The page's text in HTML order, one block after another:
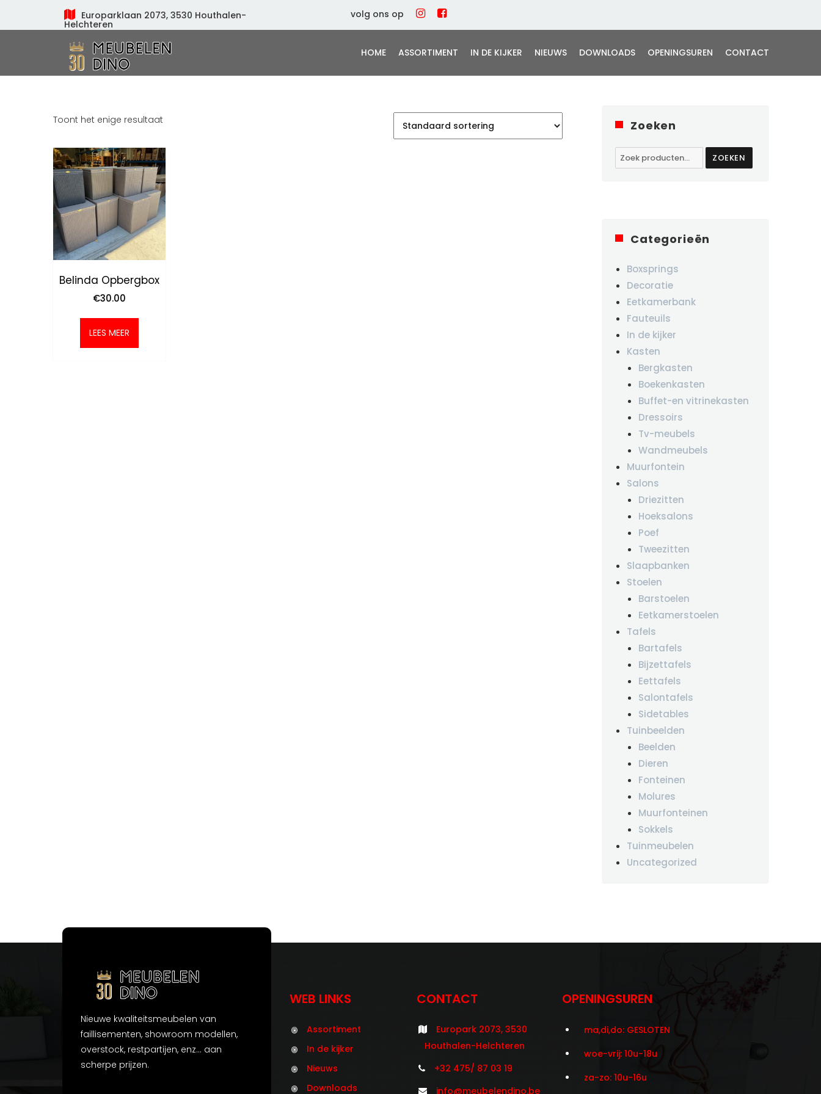
Europarklaan 2073, 3530 Houthalen-
Helchteren
volg ons op
HOME ASSORTIMENT IN DE KIJKER NIEUWS DOWNLOADS OPENINGSUREN CONTACT
Toont het enige resultaat
Belinda Opbergbox
€30.00
LEES MEER
Zoeken
Zoeken
naar:
ZOEKEN
Categorieën
Boxsprings
Decoratie
Eetkamerbank
Fauteuils
In de kijker
Kasten
Bergkasten
Boekenkasten
Buffet-en vitrinekasten
Dressoirs
Tv-meubels
Wandmeubels
Muurfontein
Salons
Driezitten
Hoeksalons
Poef
Tweezitten
Slaapbanken
Stoelen
Barstoelen
Eetkamerstoelen
Tafels
Bartafels
Bijzettafels
Eettafels
Salontafels
Sidetables
Tuinbeelden
Beelden
Dieren
Fonteinen
Molures
Muurfonteinen
Sokkels
Tuinmeubelen
Uncategorized
Nieuwe kwaliteitsmeubelen van
faillisementen, showroom modellen,
overstock, restpartijen, enz... aan
scherpe prijzen.
WEB LINKS
Assortiment
In de kijker
Nieuws
Downloads
CONTACT
Europark 2073, 3530
Houthalen-Helchteren
+32 475/ 87 03 19
info@meubelendino.be
OPENINGSUREN
ma,di,do: GESLOTEN
woe-vrij: 10u-18u
za-zo: 10u-16u